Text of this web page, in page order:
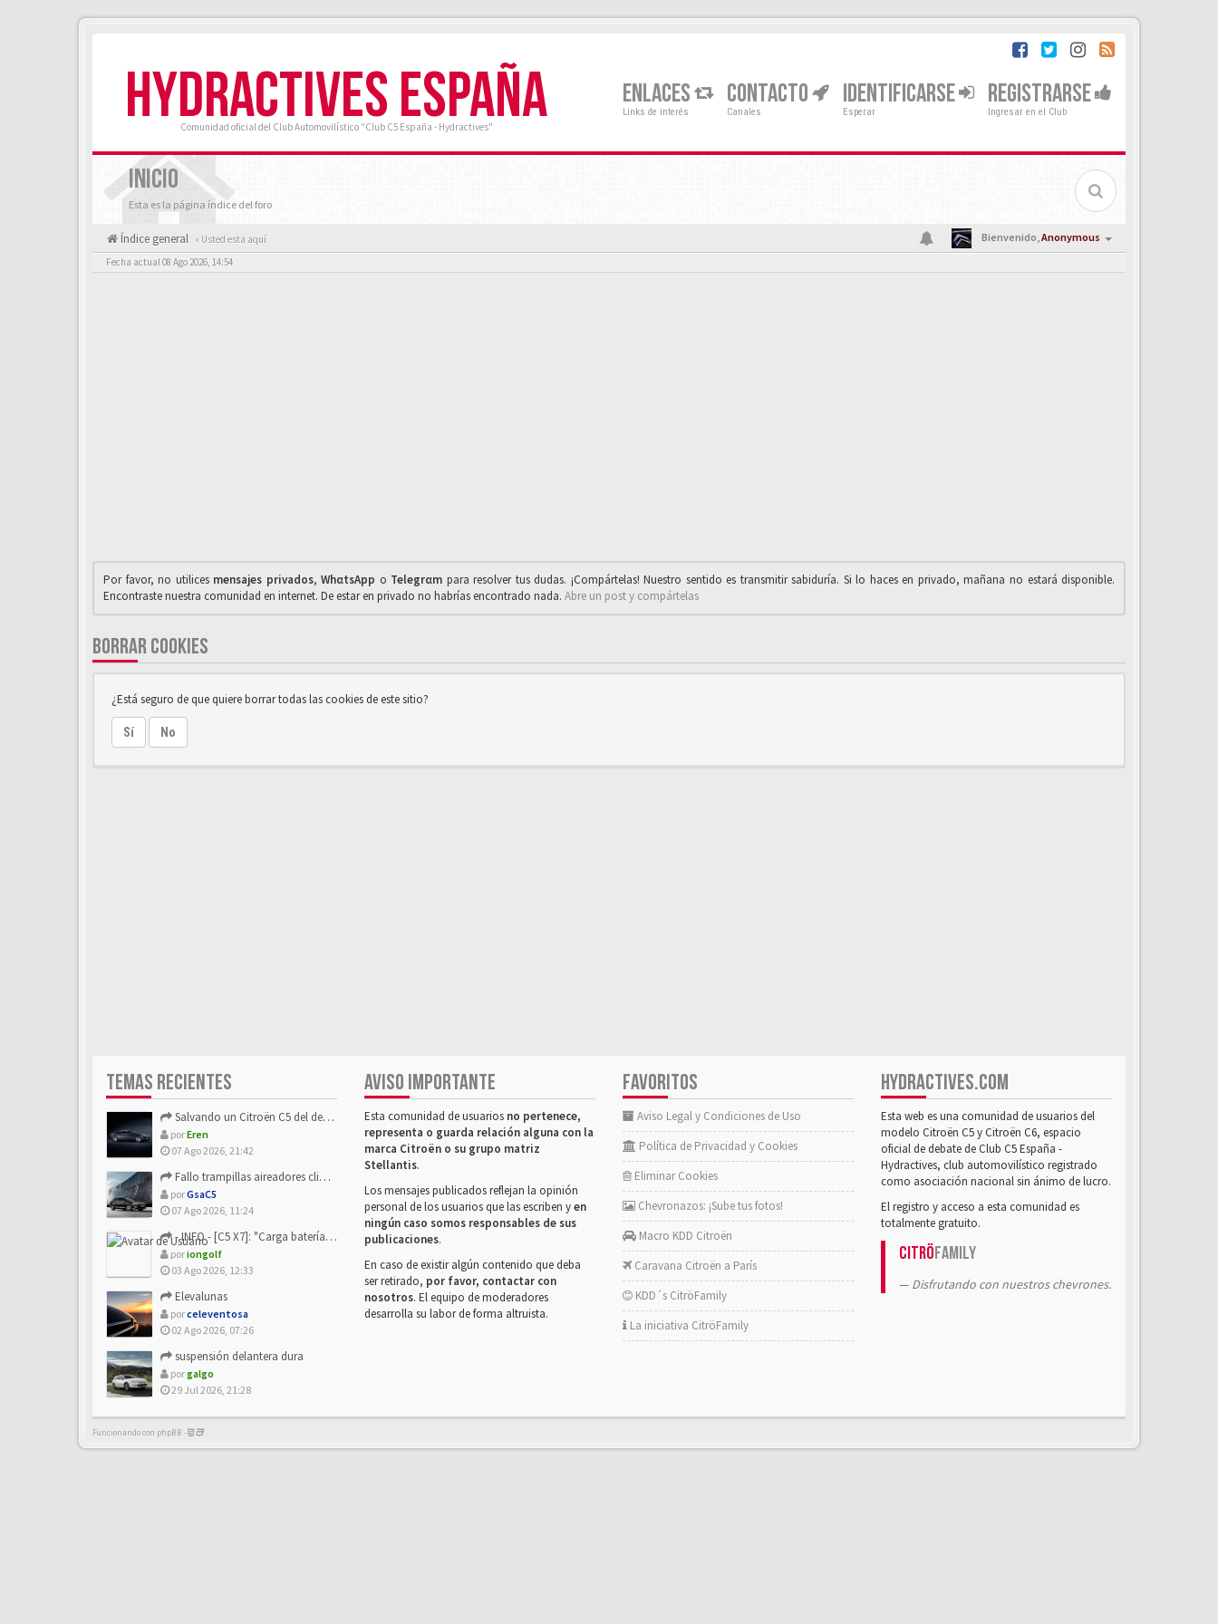
HYDRACTIVES ESPAÑA
Comunidad oficial del Club Automovilístico "Club C5 España - Hydractives"
ENLACES
Links de interés
CONTACTO
Canales
IDENTIFICARSE
Esperar
REGISTRARSE
Ingresar en el Club
INICIO
Esta es la página índice del foro
Índice general « Usted esta aquí Bienvenido,Anonymous
Fecha actual 08 Ago 2026, 14:54
Por favor, no utilices mensajes privados,WhαtsApp o Telegrαm para resolver tus dudas. ¡Compártelas! Nuestro sentido es transmitir sabiduría. Si lo haces en privado, mañana no estará disponible.
Encontraste nuestra comunidad en internet. De estar en privado no habrías encontrado nada. Abre un post y compártelas
BORRAR COOKIES
¿Está seguro de que quiere borrar todas las cookies de este sitio?
Sí No
TEMAS RECIENTES
Salvando un Citroën C5 del desguace: Presentación y seguimiento
porEren
07 Ago 2026, 21:42
Fallo trampillas aireadores climatizador
porGsaC5
07 Ago 2026, 11:24
- INFO - [C5 X7]: "Carga batería o alimentación eléctri...
poriongolf
03 Ago 2026, 12:33
Elevalunas
porceleventosa
02 Ago 2026, 07:26
suspensión delantera dura
porgalgo
29 Jul 2026, 21:28
AVISO IMPORTANTE
Esta comunidad de usuarios no pertenece,
representa o guarda relación alguna con la
marca Citroën o su grupo matriz
Stellantis.
Los mensajes publicados reflejan la opinión
personal de los usuarios que las escriben yen
ningún caso somos responsables de sus
publicaciones.
En caso de existir algún contenido que deba
ser retirado, por favor, contactar con
nosotros. El equipo de moderadores
desarrolla su labor de forma altruista.
FAVORITOS
Aviso Legal y Condiciones de Uso
Política de Privacidad y Cookies
Eliminar Cookies
Chevronazos: ¡Sube tus fotos!
Macro KDD Citroën
Caravana Citroën a París
KDD´s CitröFamily
La iniciativa CitröFamily
HYDRACTIVES.COM
Esta web es una comunidad de usuarios del
modelo Citroën C5 y Citroën C6, espacio
oficial de debate de Club C5 España -
Hydractives, club automovilístico registrado
como asociación nacional sin ánimo de lucro.
El registro y acceso a esta comunidad es
totalmente gratuito.
CitröFamily
Disfrutando con nuestros chevrones.
Funcionando con phpBB -